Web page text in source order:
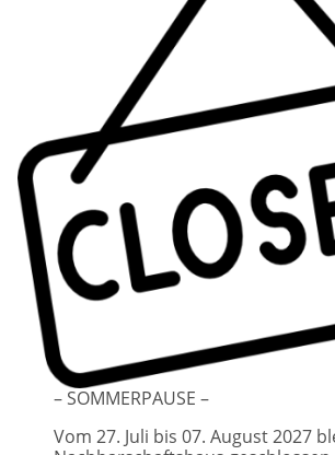
– SOMMERPAUSE –
Vom 27. Juli bis 07. August 2027